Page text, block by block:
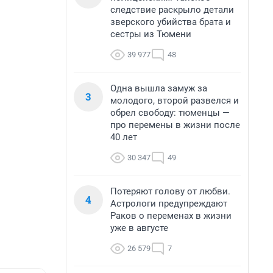
следствие раскрыло детали
зверского убийства брата и
сестры из Тюмени
39 977 48
3
Одна вышла замуж за
молодого, второй развелся и
обрел свободу: тюменцы —
про перемены в жизни после
40 лет
30 347 49
4
Потеряют голову от любви.
Астрологи предупреждают
Раков о переменах в жизни
уже в августе
26 579 7